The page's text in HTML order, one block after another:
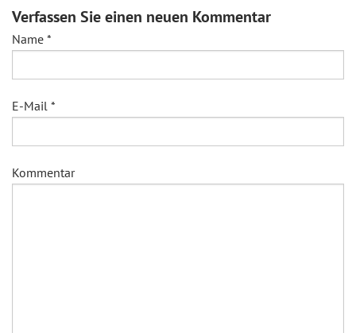
Verfassen Sie einen neuen Kommentar
Name *
E-Mail *
Kommentar